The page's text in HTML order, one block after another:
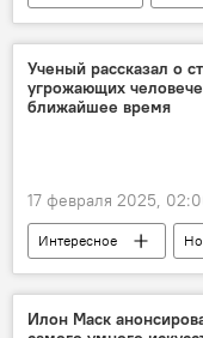
связь, мобильный
Россия
Эксперт
Ученый рассказал о
угрожающих
ближайшее время
17 февраля 2025,
Интересное
таяние
Лед
массовая гибель
Илон Маск